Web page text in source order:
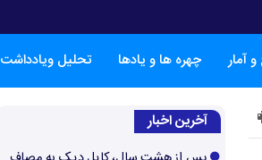
آمار چهره ها و یادها تحلیل ویادداشت
آخرین اخبار